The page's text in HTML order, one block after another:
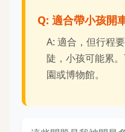
Q: 適合帶小孩開
A: 適合，但行程
陡，小孩可能累
園或博物館。